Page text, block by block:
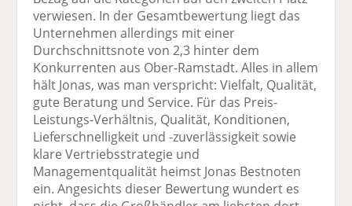
verwiesen. In der Gesamtbewertung liegt das
Unternehmen allerdings mit einer
Durchschnittsnote von 2,3 hinter dem
Konkurrenten aus Ober-Ramstadt. Alles in allem
hält Jonas, was man verspricht: Vielfalt, Qualität,
gute Beratung und Service. Für das Preis-
Leistungs-Verhältnis, Qualität, Konditionen,
Lieferschnelligkeit und -zuverlässigkeit sowie
klare Vertriebsstrategie und
Managementqualität heimst Jonas Bestnoten
ein. Angesichts dieser Bewertung wundert es